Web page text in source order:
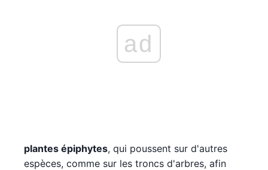
ad
plantes épiphytes, qui poussent sur d'autres
espèces, comme sur les troncs d'arbres, afin